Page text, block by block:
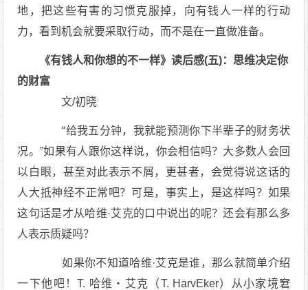
地，把这些有害的习惯克服掉，向有钱人一样的行动
力，看到机会就要采取行动，而不是在一直做准备。
《有钱人和你想的不一样》读后感(五)：思维决定你
的财富
文/初晓
“给我五分钟，我就能预测你下半辈子的财务状
况。”如果有人跟你这样说，你会相信吗？大多数人会回
以白眼，甚至对此表示不屑，更甚者，会觉得说这话的
人大抵神经不正常吧？可是，事实上，是这样吗？如果
这句话是才从哈维·艾克的口中说出的呢？还会有那么多
人表示质疑吗？
如果你不知道哈维·艾克是谁，那么就简单介绍
一下他吧！T. 哈维‧艾克（T. HarvEker）从小家境窘